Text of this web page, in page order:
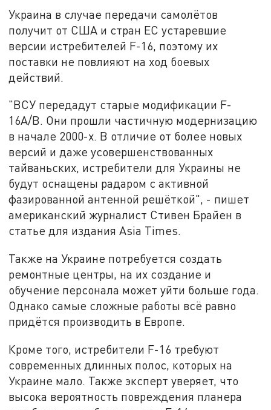
Украина в случае передачи самолётов
получит от США и стран ЕС устаревшие
версии истребителей F-16, поэтому их
поставки не повлияют на ход боевых
действий.
"ВСУ передадут старые модификации F-
16A/B. Они прошли частичную модернизацию
в начале 2000-х. В отличие от более новых
версий и даже усовершенствованных
тайваньских, истребители для Украины не
будут оснащены радаром с активной
фазированной антенной решёткой", - пишет
американский журналист Стивен Брайен в
статье для издания Asia Times.
Также на Украине потребуется создать
ремонтные центры, на их создание и
обучение персонала может уйти больше года.
Однако самые сложные работы всё равно
придётся производить в Европе.
Кроме того, истребители F-16 требуют
современных длинных полос, которых на
Украине мало. Также эксперт уверяет, что
высока вероятность повреждения планера